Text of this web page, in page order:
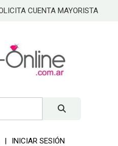
CUENTA MAYORISTA
INICIAR SESIÓN